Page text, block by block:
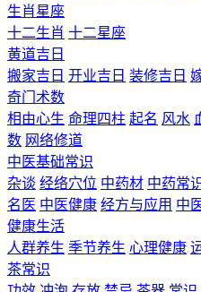
生肖星座
十二生肖 十二星座
黄道吉日
搬家吉日 开业吉日 装修吉日
奇门术数
相由心生 命理四柱 起名 风水
数 网络修道
中医基础常识
杂谈 经络穴位 中药材 中药常
名医 中医健康 经方与应用 中
健康生活
人群养生 季节养生 心理健康
茶常识